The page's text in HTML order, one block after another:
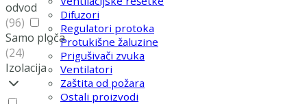
Difuzori
Regulatori protoka
Protukišne žaluzine
Prigušivači zvuka
Ventilatori
Zaštita od požara
Ostali proizvodi
odvod
(96)
Samo ploča
(24)
Izolacija